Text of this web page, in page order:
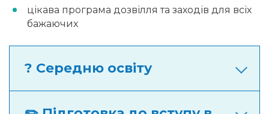
цікава програма дозвілля та заходів для всіх
бажаючих
? Середню освіту